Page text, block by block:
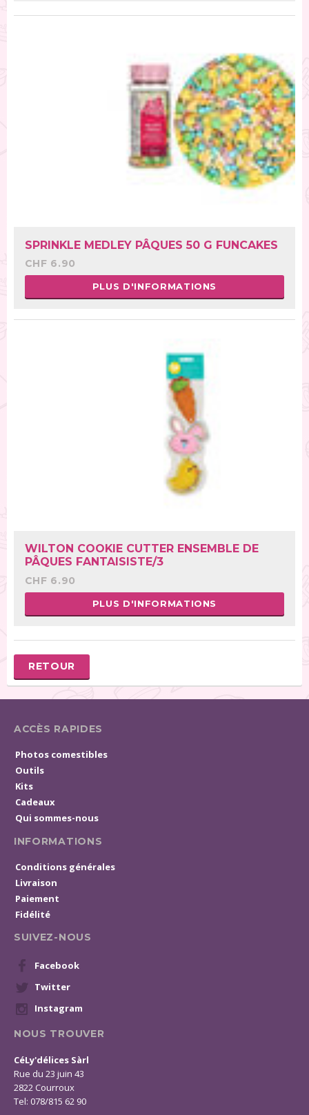
SPRINKLE MEDLEY PÂQUES 50 G FUNCAKES
CHF 6.90
PLUS D'INFORMATIONS
WILTON COOKIE CUTTER ENSEMBLE DE
PÂQUES FANTAISISTE/3
CHF 6.90
PLUS D'INFORMATIONS
RETOUR
ACCÈS RAPIDES
Photos comestibles
Outils
Kits
Cadeaux
Qui sommes-nous
INFORMATIONS
Conditions générales
Livraison
Paiement
Fidélité
SUIVEZ-NOUS
Facebook
Twitter
Instagram
NOUS TROUVER
CéLy'délices Sàrl
Rue du 23 juin 43
2822 Courroux
Tel: 078/815 62 90